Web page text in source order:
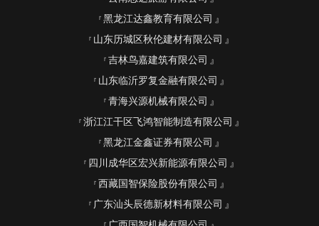
黑龙江达鑫教育有限公司
山东历城区秋伦建材有限公司
吉林鸟嘉建筑有限公司
山东临沂罗复金融有限公司
青海兴源机械有限公司
浙江江干区飞鸿智能制造有限公司
黑龙江金鑫证券有限公司
四川成华区宏兴新能源有限公司
西藏国智保险股份有限公司
广东汕头辰德新材料有限公司